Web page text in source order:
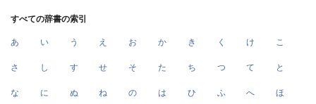
すべての辞書の索引
あ い う え お か き く け こ
さ し す せ そ た ち つ て と
な に ぬ ね の は ひ ふ へ ほ